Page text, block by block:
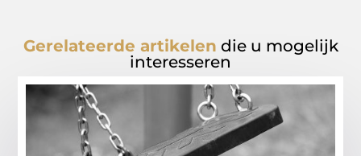
Gerelateerde artikelen die u mogelijk
interesseren